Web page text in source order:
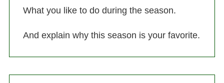
What you like to do during the season.
And explain why this season is your favorite.